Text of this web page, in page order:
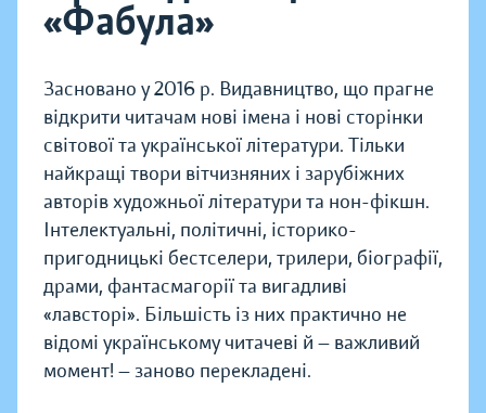
«Фабула»
Засновано у 2016 р. Видавництво, що прагне
відкрити читачам нові імена і нові сторінки
світової та української літератури. Тільки
найкращі твори вітчизняних і зарубіжних
авторів художньої літератури та нон-фікшн.
Інтелектуальні, політичні, історико-
пригодницькі бестселери, трилери, біографії,
драми, фантасмагорії та вигадливі
«лавсторі». Більшість із них практично не
відомі українському читачеві й — важливий
момент! — заново перекладені.